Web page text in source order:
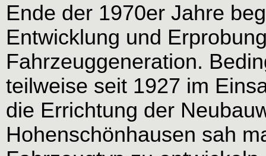
Ende der 1970er Jahre
Entwicklung und
Fahrzeuggeneration.
teilweise seit 1927 im
die Errichtung der
Hohenschönhausen sah